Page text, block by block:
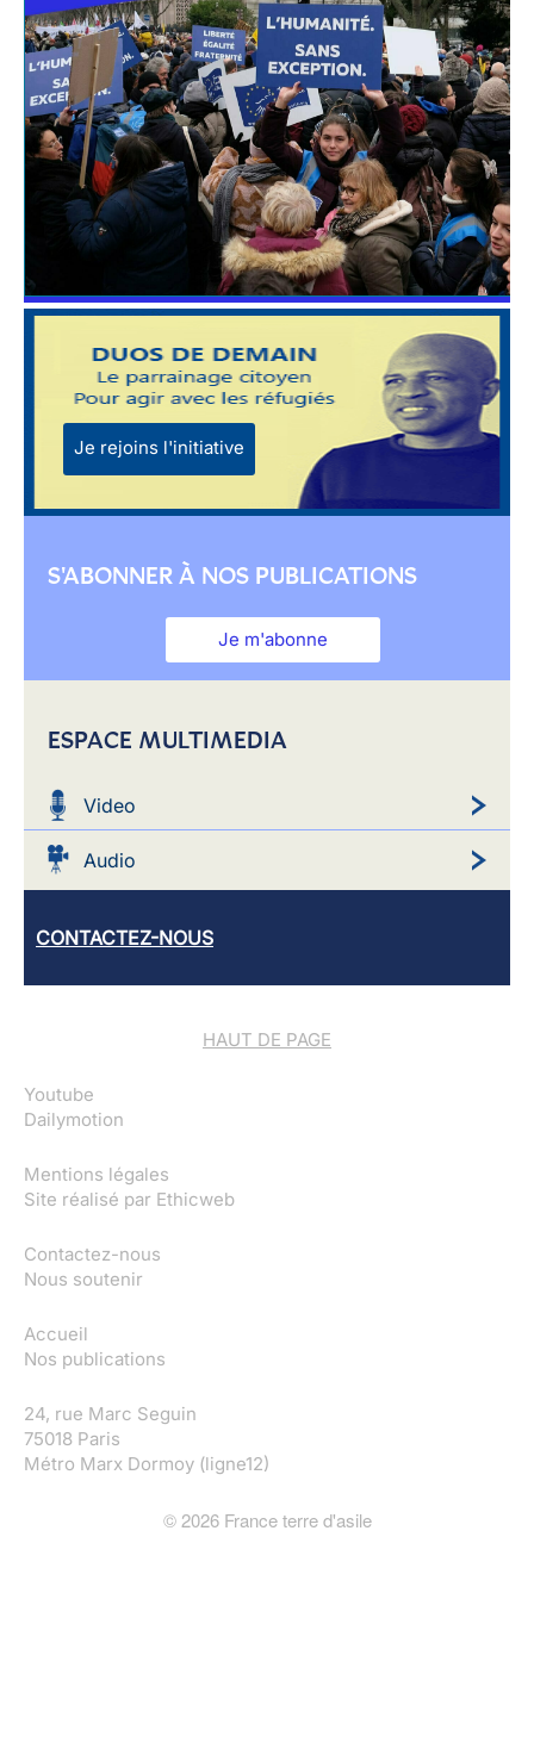
Je rejoins l'initiative
S'ABONNER À NOS PUBLICATIONS
Je m'abonne
ESPACE MULTIMEDIA
Video
Audio
CONTACTEZ-NOUS
HAUT DE PAGE
Youtube
Dailymotion
Mentions légales
Site réalisé par Ethicweb
Contactez-nous
Nous soutenir
Accueil
Nos publications
24, rue Marc Seguin
75018 Paris
Métro Marx Dormoy (ligne12)
© 2026France terre d'asile